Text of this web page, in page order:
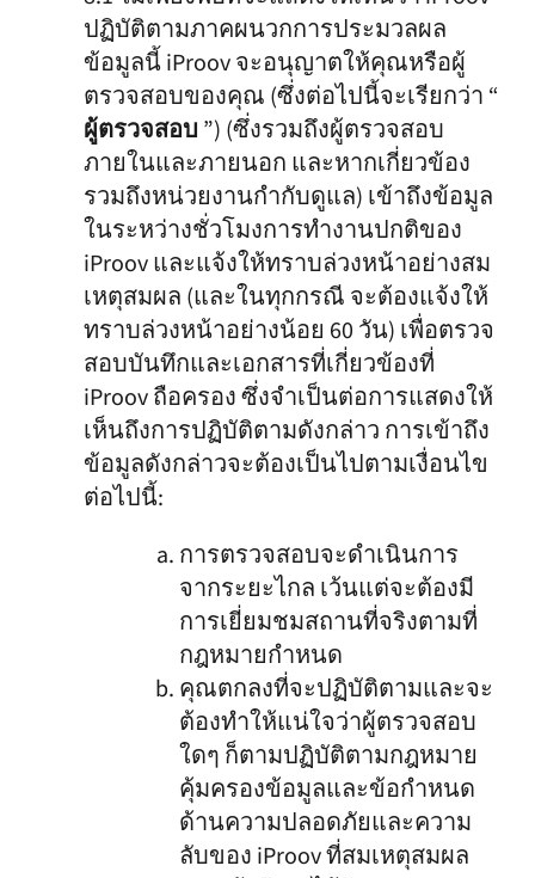
ปฏิบัติตามภาคผนวกการประมวลผล
ข้อมูลนี้ iProov จะอนุญาตให้คุณหรือผู้
ตรวจสอบของคุณ (ซึ่งต่อไปนี้จะเรียกว่า “
ผู้ตรวจสอบ ”) (ซึ่งรวมถึงผู้ตรวจสอบ
ภายในและภายนอก และหากเกี่ยวข้อง
รวมถึงหน่วยงานกำกับดูแล) เข้าถึงข้อมูล
ในระหว่างชั่วโมงการทำงานปกติของ
iProov และแจ้งให้ทราบล่วงหน้าอย่างสม
เหตุสมผล (และในทุกกรณี จะต้องแจ้งให้
ทราบล่วงหน้าอย่างน้อย 60 วัน) เพื่อตรวจ
สอบบันทึกและเอกสารที่เกี่ยวข้องที่
iProov ถือครอง ซึ่งจำเป็นต่อการแสดงให้
เห็นถึงการปฏิบัติตามดังกล่าว การเข้าถึง
ข้อมูลดังกล่าวจะต้องเป็นไปตามเงื่อนไข
ต่อไปนี้:
การตรวจสอบจะดำเนินการ
จากระยะไกล เว้นแต่จะต้องมี
การเยี่ยมชมสถานที่จริงตามที่
กฎหมายกำหนด
คุณตกลงที่จะปฏิบัติตามและจะ
ต้องทำให้แน่ใจว่าผู้ตรวจสอบ
ใดๆ ก็ตามปฏิบัติตามกฎหมาย
คุ้มครองข้อมูลและข้อกำหนด
ด้านความปลอดภัยและความ
ลับของ iProov ที่สมเหตุสมผล